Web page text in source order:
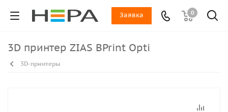
0
Заявка
3D принтер ZIAS BPrint Opti
3D-принтеры